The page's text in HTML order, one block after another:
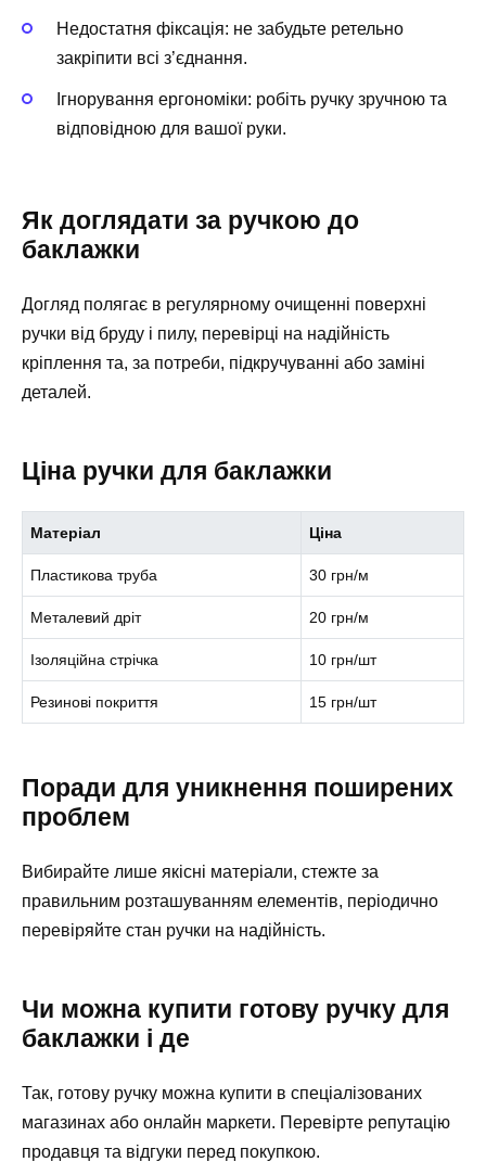
Недостатня фіксація: не забудьте ретельно
закріпити всі з’єднання.
Ігнорування ергономіки: робіть ручку зручною та
відповідною для вашої руки.
Як доглядати за ручкою до
баклажки
Догляд полягає в регулярному очищенні поверхні
ручки від бруду і пилу, перевірці на надійність
кріплення та, за потреби, підкручуванні або заміні
деталей.
Ціна ручки для баклажки
Матеріал Ціна
Пластикова труба 30 грн/м
Металевий дріт 20 грн/м
Ізоляційна стрічка 10 грн/шт
Резинові покриття 15 грн/шт
Поради для уникнення поширених
проблем
Вибирайте лише якісні матеріали, стежте за
правильним розташуванням елементів, періодично
перевіряйте стан ручки на надійність.
Чи можна купити готову ручку для
баклажки і де
Так, готову ручку можна купити в спеціалізованих
магазинах або онлайн маркети. Перевірте репутацію
продавця та відгуки перед покупкою.